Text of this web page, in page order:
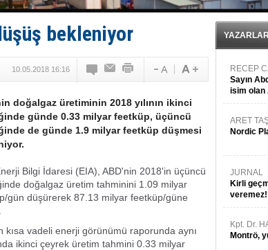
Hüseyin Mengi: “Yapay Zekâ, Ustanın yerini alamaz”
Hat-San Tersanesi’nden yüzer havuza omurga: NB26
Med Marine’e yeni Römorkör!
bekleniyor
10.05.2018 16:16
doğalgaz üretiminin 2018 yılının ikinci
günde 0.33 milyar feetküp, üçüncü
de günde 1.9 milyar feetküp düşmesi
Bilgi İdaresi (EIA), ABD'nin 2018'in üçüncü
doğalgaz üretim tahminini 1.09 milyar
gün düşürerek 87.13 milyar feetküp/güne
kısa vadeli enerji görünümü raporunda aynı
ikinci çeyrek üretim tahmini 0.33 milyar
YAZARLAR
RECEP
Sayın
isim olan
ARET
Nordic
JURNAL
Kirli
veremez!
Kpt. Dr.
Montrö,